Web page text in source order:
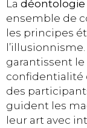
La déontologie
ensemble de
les principes
garantissent
confidentialité
des
guident les
leur art avec